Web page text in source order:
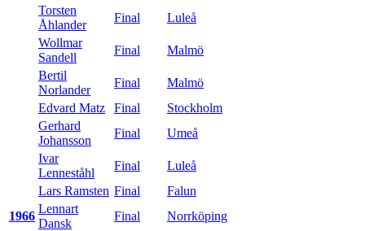
Torsten
Åhlander
Final
Luleå
Wollmar
Sandell
Final Malmö
1966
Bertil
Norlander
Final
Malmö
Edvard Matz
Final
Stockholm
Gerhard
Johansson
Final
Umeå
Ivar
Lenneståhl
Final
Luleå
Lars Ramsten Final
Falun
Lennart
Dansk
Final
Norrköping